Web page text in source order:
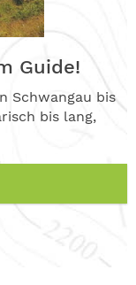
Guide!
Schwangau bis
bis lang,